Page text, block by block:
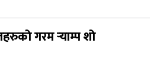
गरम र्‍याम्प शो